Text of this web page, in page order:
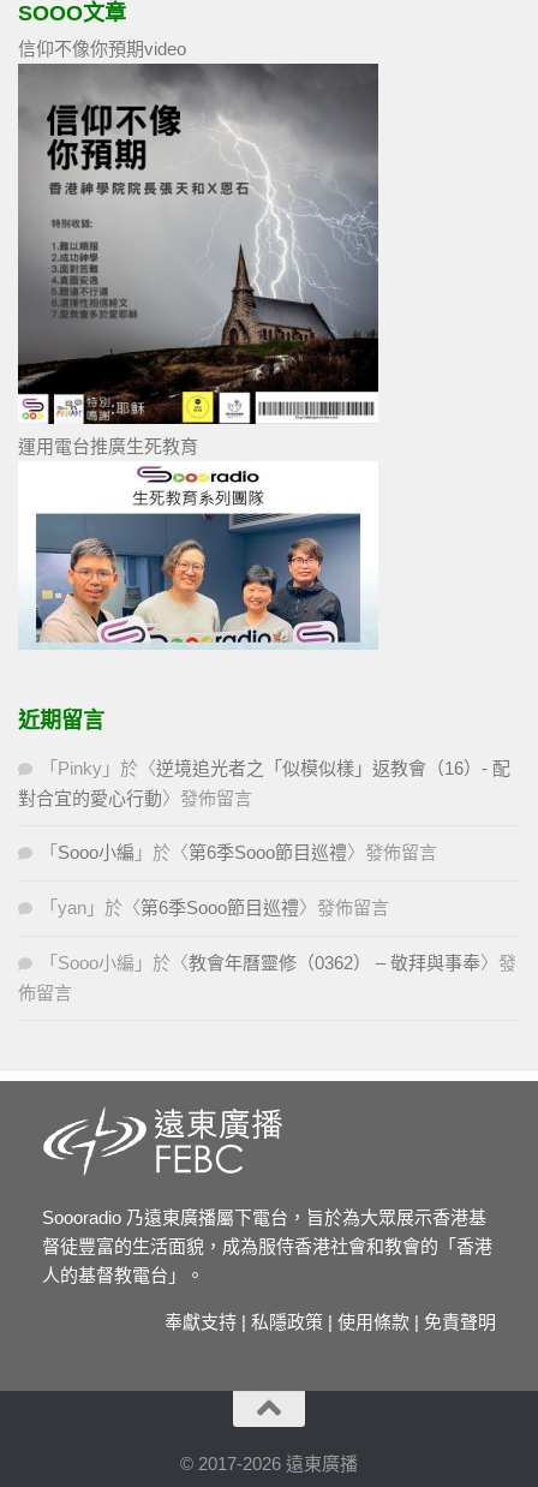
SOOO文章
信仰不像你預期video
運用電台推廣生死教育
近期留言
「 Pinky 」於〈逆境追光者之「似模似樣」返教會（16）- 配
對合宜的愛心行動〉發佈留言
「 Sooo小編 」於〈第6季Sooo節目巡禮〉發佈留言
「 yan 」於〈第6季Sooo節目巡禮〉發佈留言
「 Sooo小編 」於〈教會年曆靈修（0362） – 敬拜與事奉〉發
佈留言
Soooradio 乃遠東廣播屬下電台，旨於為大眾展示香港基
督徒豐富的生活面貌，成為服侍香港社會和教會的「香港
人的基督教電台」。
奉獻支持 | 私隱政策 | 使用條款 | 免責聲明
© 2017-2026 遠東廣播